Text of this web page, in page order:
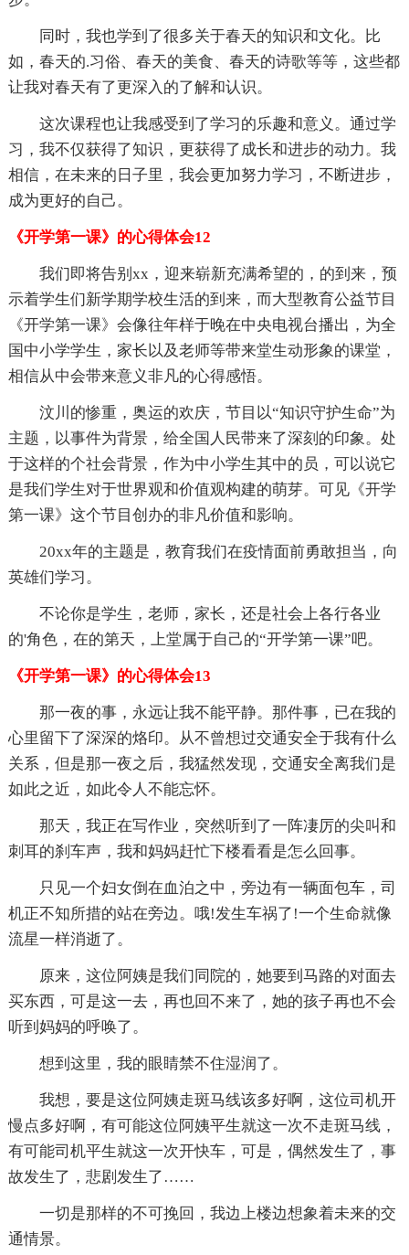
同时，我也学到了很多关于春天的知识和文化。比
如，春天的.习俗、春天的美食、春天的诗歌等等，这些都
让我对春天有了更深入的了解和认识。
这次课程也让我感受到了学习的乐趣和意义。通过学
习，我不仅获得了知识，更获得了成长和进步的动力。我
相信，在未来的日子里，我会更加努力学习，不断进步，
成为更好的自己。
《开学第一课》的心得体会12
我们即将告别xx，迎来崭新充满希望的，的到来，预
示着学生们新学期学校生活的到来，而大型教育公益节目
《开学第一课》会像往年样于晚在中央电视台播出，为全
国中小学学生，家长以及老师等带来堂生动形象的课堂，
相信从中会带来意义非凡的心得感悟。
汶川的惨重，奥运的欢庆，节目以“知识守护生命”为
主题，以事件为背景，给全国人民带来了深刻的印象。处
于这样的个社会背景，作为中小学生其中的员，可以说它
是我们学生对于世界观和价值观构建的萌芽。可见《开学
第一课》这个节目创办的非凡价值和影响。
20xx年的主题是，教育我们在疫情面前勇敢担当，向
英雄们学习。
不论你是学生，老师，家长，还是社会上各行各业
的'角色，在的第天，上堂属于自己的“开学第一课”吧。
《开学第一课》的心得体会13
那一夜的事，永远让我不能平静。那件事，已在我的
心里留下了深深的烙印。从不曾想过交通安全于我有什么
关系，但是那一夜之后，我猛然发现，交通安全离我们是
如此之近，如此令人不能忘怀。
那天，我正在写作业，突然听到了一阵凄厉的尖叫和
刺耳的刹车声，我和妈妈赶忙下楼看看是怎么回事。
只见一个妇女倒在血泊之中，旁边有一辆面包车，司
机正不知所措的站在旁边。哦!发生车祸了!一个生命就像
流星一样消逝了。
原来，这位阿姨是我们同院的，她要到马路的对面去
买东西，可是这一去，再也回不来了，她的孩子再也不会
听到妈妈的呼唤了。
想到这里，我的眼睛禁不住湿润了。
我想，要是这位阿姨走斑马线该多好啊，这位司机开
慢点多好啊，有可能这位阿姨平生就这一次不走斑马线，
有可能司机平生就这一次开快车，可是，偶然发生了，事
故发生了，悲剧发生了……
一切是那样的不可挽回，我边上楼边想象着未来的交
通情景。